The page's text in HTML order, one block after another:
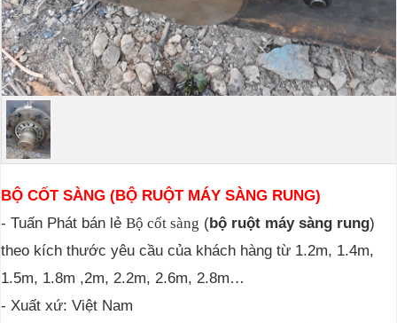
BỘ CỐT SÀNG (BỘ RUỘT MÁY SÀNG RUNG)
- Tuấn Phát bán lẻ Bộ cốt sàng (bộ ruột máy sàng rung)
theo kích thước yêu cầu của khách hàng từ 1.2m, 1.4m,
1.5m, 1.8m ,2m, 2.2m, 2.6m, 2.8m…
- Xuất xứ: Việt Nam